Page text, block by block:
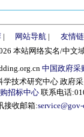
| 网站导航 |
友情
本站网络实名/中文
中国政府采
技术研究中心 政府
招标中心 联系电话
接收邮箱: